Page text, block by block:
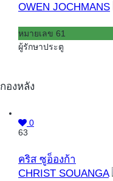
OWEN JOCHMANS
หมายเลข 61
ผู้รักษาประตู
กองหลัง
0
63
คริส ซูอ็องก้า
CHRIST SOUANGA